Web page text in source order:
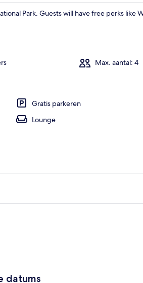
Park. Guests will have free perks like
Max. aantal: 4
Gratis parkeren
Lounge
datums